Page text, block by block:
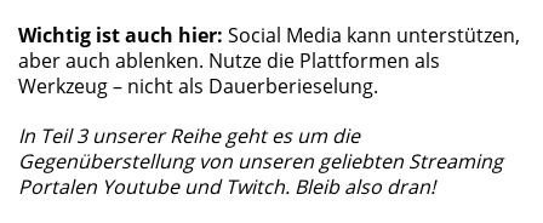
Wichtig ist auch hier: Social Media kann unterstützen,
aber auch ablenken. Nutze die Plattformen als
Werkzeug – nicht als Dauerberieselung.
In Teil 3 unserer Reihe geht es um die
Gegenüberstellung von unseren geliebten Streaming
Portalen Youtube und Twitch. Bleib also dran!